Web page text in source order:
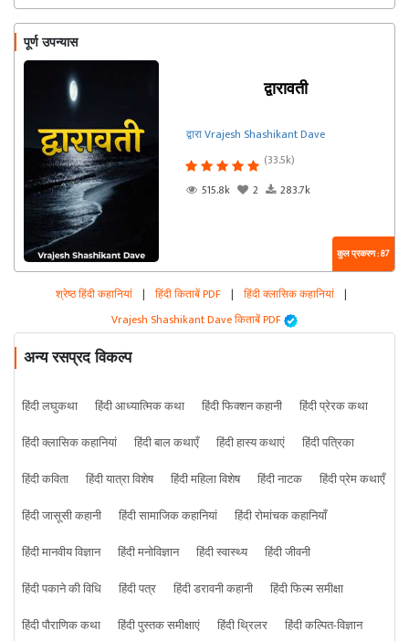
पूर्ण उपन्यास
द्वारावती
द्वारा Vrajesh Shashikant Dave
(33.5k)
515.8k
2 283.7k
कुल प्रकरण : 87
श्रेष्ठ हिंदी कहानियां | हिंदी किताबें PDF | हिंदी क्लासिक कहानियां |
Vrajesh Shashikant Dave किताबें PDF
अन्य रसप्रद विकल्प
हिंदी लघुकथा हिंदी आध्यात्मिक कथा हिंदी फिक्शन कहानी
हिंदी प्रेरक कथा
हिंदी क्लासिक कहानियां
हिंदी बाल कथाएँ हिंदी हास्य कथाएं
हिंदी पत्रिका
हिंदी कविता
हिंदी यात्रा विशेष हिंदी महिला विशेष हिंदी नाटक
हिंदी प्रेम कथाएँ
हिंदी जासूसी कहानी
हिंदी सामाजिक कहानियां
हिंदी रोमांचक कहानियाँ
हिंदी मानवीय विज्ञान
हिंदी मनोविज्ञान हिंदी स्वास्थ्य
हिंदी जीवनी
हिंदी पकाने की विधि
हिंदी पत्र हिंदी डरावनी कहानी
हिंदी फिल्म समीक्षा
हिंदी पौराणिक कथा
हिंदी पुस्तक समीक्षाएं हिंदी थ्रिलर हिंदी कल्पित-विज्ञान